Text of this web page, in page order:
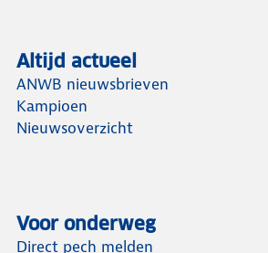
Altijd actueel
ANWB nieuwsbrieven
Kampioen
Nieuwsoverzicht
Voor onderweg
Direct pech melden